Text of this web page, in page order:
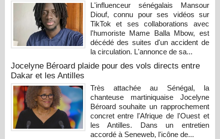
L'influenceur sénégalais Mansour
Diouf, connu pour ses vidéos sur
TikTok et ses collaborations avec
l'humoriste Mame Balla Mbow, est
décédé des suites d'un accident de
la circulation. L'annonce de sa...
Jocelyne Béroard plaide pour des vols directs entre
Dakar et les Antilles
Très attachée au Sénégal, la
chanteuse martiniquaise Jocelyne
Béroard souhaite un rapprochement
concret entre l'Afrique de l'Ouest et
les Antilles. Dans un entretien
accordé à Seneweb, l'icône de...